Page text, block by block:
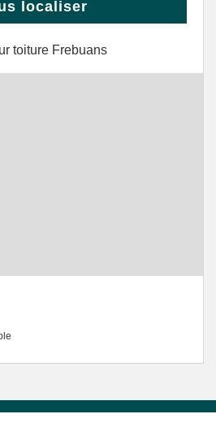
localiser
toiture Frebuans